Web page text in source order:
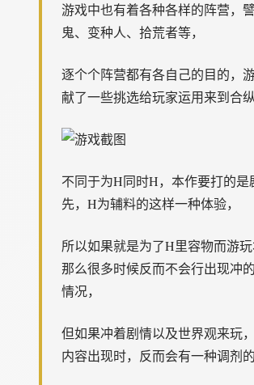
游戏中也有着各种各样的阵营，
鬼、变种人、拾荒者等，
逐个个阵营都有各自己的目的，
献了一些挑选给玩家运用来到合纵
不同于为H同时H，本作要打的是
先，H为辅料的这样一种体验，
所以如果就是为了H里容物而游玩
那么很多时候反而不会行出现冲
情况，
但如果冲着剧情以及世界观来玩
内容出现时，反而会有一种调剂的